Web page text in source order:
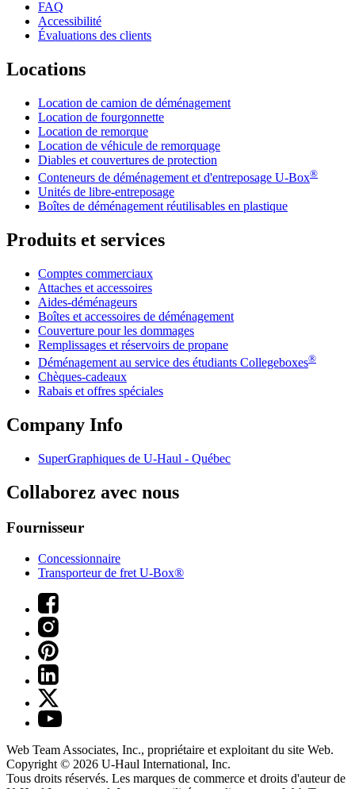
FAQ
Accessibilité
Évaluations des clients
Locations
Location de camion de déménagement
Location de fourgonnette
Location de remorque
Location de véhicule de remorquage
Diables et couvertures de protection
Conteneurs de déménagement et d'entreposage U-Box®
Unités de libre-entreposage
Boîtes de déménagement réutilisables en plastique
Produits et services
Comptes commerciaux
Attaches et accessoires
Aides-déménageurs
Boîtes et accessoires de déménagement
Couverture pour les dommages
Remplissages et réservoirs de propane
Déménagement au service des étudiants Collegeboxes®
Chèques-cadeaux
Rabais et offres spéciales
Company Info
SuperGraphiques de U-Haul - Québec
Collaborez avec nous
Fournisseur
Concessionnaire
Transporteur de fret U-Box®
Web Team Associates, Inc., propriétaire et exploitant du site Web.
Copyright © 2026 U-Haul International, Inc.
Tous droits réservés. Les marques de commerce et droits d'auteur de